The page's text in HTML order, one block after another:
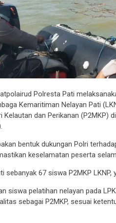
Polresta Pati
Kemaritiman Nelayan Pati
Kelautan dan Perikanan (P2MKP)
bentuk dukungan Polri
keselamatan peserta
sebanyak 67 siswa P2MKP
siswa pelatihan nelayan pada
sebagai P2MKP, sesuai